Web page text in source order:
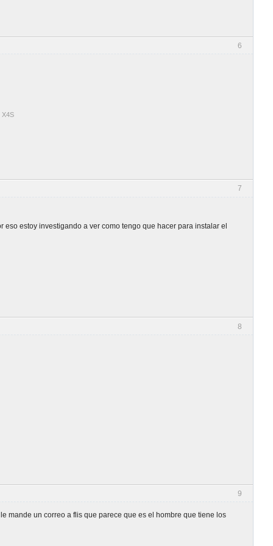
6
X4S
7
estoy investigando a ver como tengo que hacer para instalar el
8
9
mande un correo a flis que parece que es el hombre que tiene los